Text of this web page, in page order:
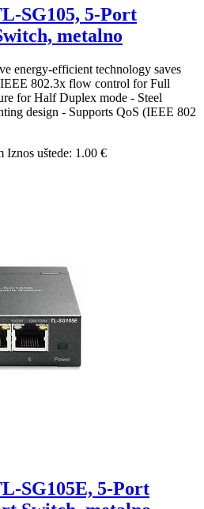
SG105, 5-Port
metalno
energy-efficient technology saves
802.3x flow control for Full
for Half Duplex mode - Steel
design - Supports QoS (IEEE 802
Iznos uštede: 1.00 €
SG105E, 5-Port